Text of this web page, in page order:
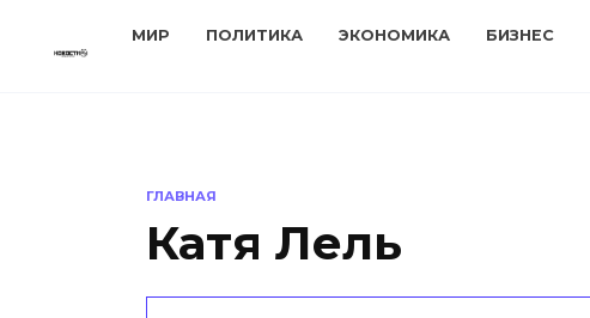
МИР ПОЛИТИКА ЭКОНОМИКА БИЗНЕС
ГЛАВНАЯ
Катя Лель